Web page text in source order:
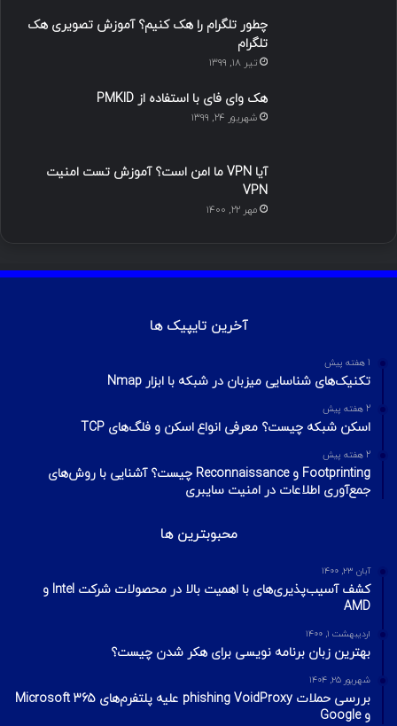
چطور تلگرام را هک کنیم؟ آموزش تصویری هک
تلگرام
تیر ۱۸, ۱۳۹۹
هک وای فای با استفاده از PMKID
شهریور ۲۴, ۱۳۹۹
آیا VPN ما امن است؟ آموزش تست امنیت
VPN
مهر ۲۲, ۱۴۰۰
آخرین تایپیک ها
1 هفته پیش
تکنیک‌های شناسایی میزبان در شبکه با ابزار Nmap
2 هفته پیش
اسکن شبکه چیست؟ معرفی انواع اسکن و فلگ‌های TCP
2 هفته پیش
Footprinting و Reconnaissance چیست؟ آشنایی با روش‌های
جمع‌آوری اطلاعات در امنیت سایبری
محبوبترین ها
آبان ۲۳, ۱۴۰۰
کشف آسیب‌پذیری‌های با اهمیت بالا در محصولات شرکت Intel و
AMD
اردیبهشت ۱, ۱۴۰۰
بهترین زبان برنامه نویسی برای هکر شدن چیست؟
شهریور ۲۵, ۱۴۰۴
بررسی حملات phishing VoidProxy علیه پلتفرم‌های Microsoft 365
و Google